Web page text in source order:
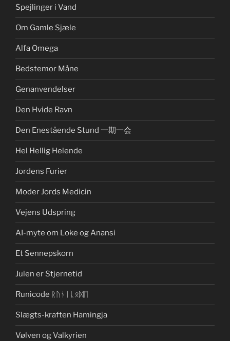
Spejlinger i Vand
Om Gamle Sjæle
Alfa Omega
Bedstemor Måne
Genanvendelser
Den Hvide Ravn
Den Enestående Stund 一期一会
Hel Hellig Helende
Jordens Furier
Moder Jords Medicin
Vejens Udspring
AI-myte om Loke og Anansi
Et Sennepskorn
Julen er Stjernetid
Runicode ᚱᚢᚾᛁᚳᛟᛞᛖ
Slægts-kraften Hamingja
Vølven og Valkyrien